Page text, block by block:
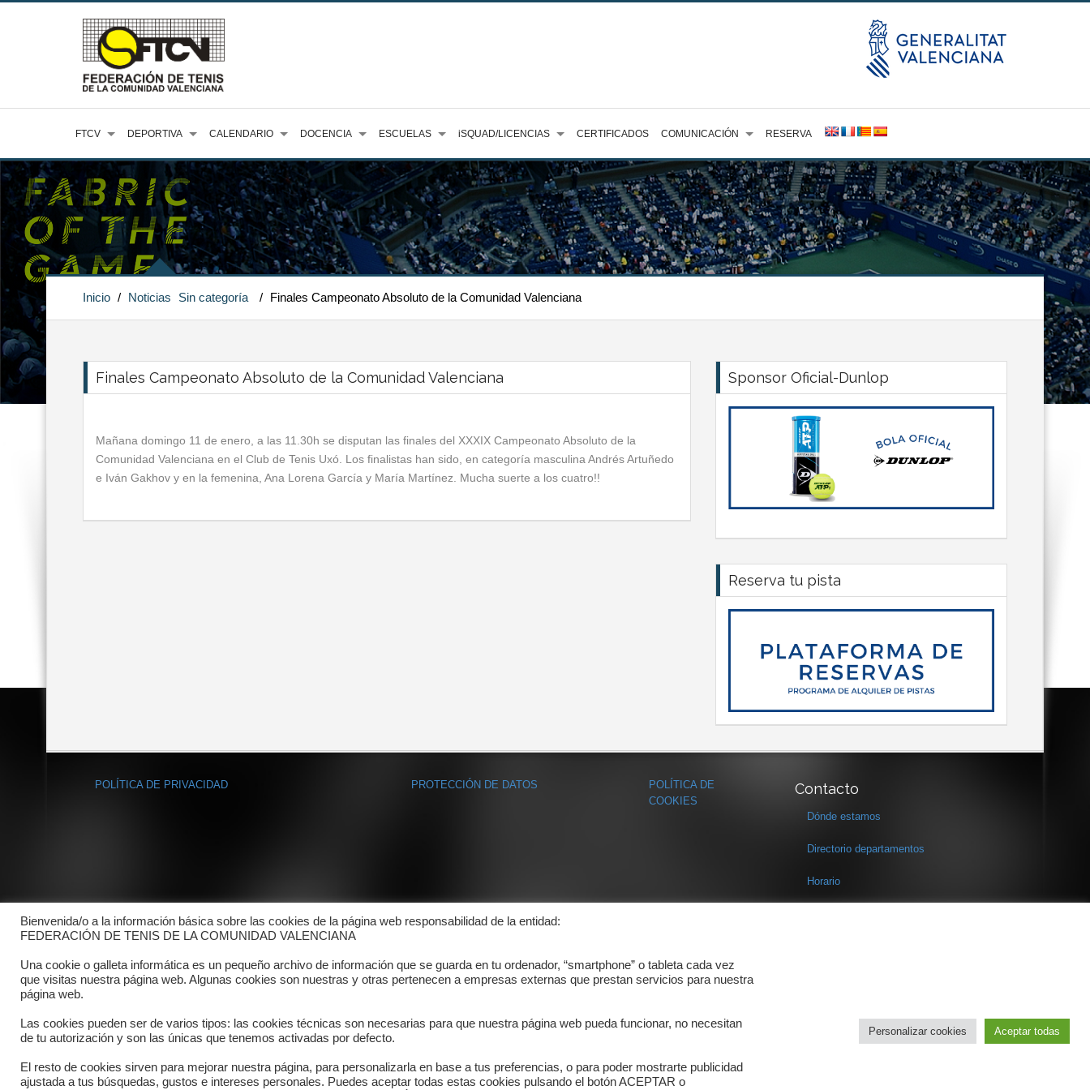
FTCV DEPORTIVA CALENDARIO DOCENCIA ESCUELAS iSQUAD/LICENCIAS CERTIFICADOS COMUNICACIÓN RESERVA
Inicio / Noticias Sin categoría / Finales Campeonato Absoluto de la Comunidad Valenciana
Finales Campeonato Absoluto de la Comunidad Valenciana
Mañana domingo 11 de enero, a las 11.30h se disputan las finales del XXXIX Campeonato Absoluto de la
Comunidad Valenciana en el Club de Tenis Uxó. Los finalistas han sido, en categoría masculina Andrés Artuñedo
e Iván Gakhov y en la femenina, Ana Lorena García y María Martínez. Mucha suerte a los cuatro!!
Sponsor Oficial-Dunlop
Reserva tu pista
POLÍTICA DE PRIVACIDAD PROTECCIÓN DE DATOS
POLÍTICA DE
COOKIES
Contacto
Dónde estamos
Directorio departamentos
Horario
Copyright © 2025 FTCV
Bienvenida/o a la información básica sobre las cookies de la página web responsabilidad de la entidad:
FEDERACIÓN DE TENIS DE LA COMUNIDAD VALENCIANA
Una cookie o galleta informática es un pequeño archivo de información que se guarda en tu ordenador, “smartphone” o tableta cada vez
que visitas nuestra página web. Algunas cookies son nuestras y otras pertenecen a empresas externas que prestan servicios para nuestra
página web.
Las cookies pueden ser de varios tipos: las cookies técnicas son necesarias para que nuestra página web pueda funcionar, no necesitan
de tu autorización y son las únicas que tenemos activadas por defecto.
El resto de cookies sirven para mejorar nuestra página, para personalizarla en base a tus preferencias, o para poder mostrarte publicidad
ajustada a tus búsquedas, gustos e intereses personales. Puedes aceptar todas estas cookies pulsando el botón ACEPTAR o
Personalizar cookies Aceptar todas